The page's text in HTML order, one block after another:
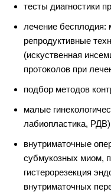
тесты диагностики
лечение бесплодия:
репродуктивные
(искуственная
протоколов при
подбор методов
малые
лабиопластика,
внутриматочные
субмукозных миом,
гистерорезекция
внутриматочных